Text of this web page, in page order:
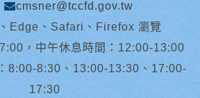
cmsner@tccfd.gov.tw
Edge、Safari、Firefox 瀏覽
，中午休息時間：12:00-13:00
8:00-8:30、13:00-13:30、17:00-
17:30